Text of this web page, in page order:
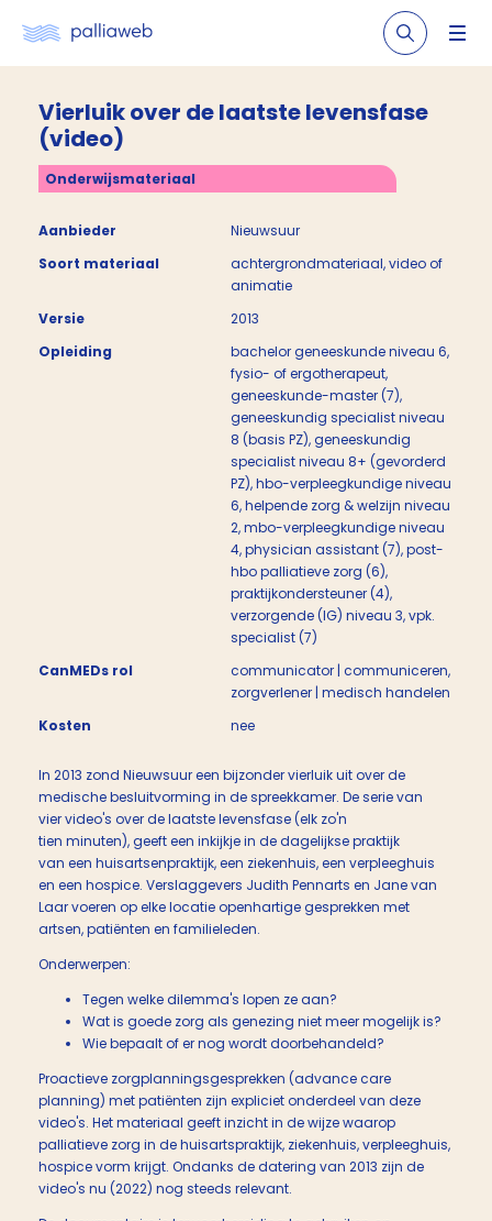
Vierluik over de laatste levensfase
(video)
Onderwijsmateriaal
Aanbieder
Nieuwsuur
Soort materiaal
achtergrondmateriaal, video of
animatie
Versie
2013
Opleiding
bachelor geneeskunde niveau 6,
fysio- of ergotherapeut,
geneeskunde-master (7),
geneeskundig specialist niveau
8 (basis PZ), geneeskundig
specialist niveau 8+ (gevorderd
PZ), hbo-verpleegkundige niveau
6, helpende zorg & welzijn niveau
2, mbo-verpleegkundige niveau
4, physician assistant (7), post-
hbo palliatieve zorg (6),
praktijkondersteuner (4),
verzorgende (IG) niveau 3, vpk.
specialist (7)
CanMEDs rol
communicator | communiceren,
zorgverlener | medisch handelen
Kosten
nee
In 2013 zond Nieuwsuur een bijzonder vierluik uit over de
medische besluitvorming in de spreekkamer. De serie van
vier video's over de laatste levensfase (elk zo'n
tien minuten), geeft een inkijkje in de dagelijkse praktijk
van een huisartsenpraktijk, een ziekenhuis, een verpleeghuis
en een hospice. Verslaggevers Judith Pennarts en Jane van
Laar voeren op elke locatie openhartige gesprekken met
artsen, patiënten en familieleden.
Onderwerpen:
Tegen welke dilemma's lopen ze aan?
Wat is goede zorg als genezing niet meer mogelijk is?
Wie bepaalt of er nog wordt doorbehandeld?
Proactieve zorgplanningsgesprekken (advance care
planning) met patiënten zijn expliciet onderdeel van deze
video's. Het materiaal geeft inzicht in de wijze waarop
palliatieve zorg in de huisartspraktijk, ziekenhuis, verpleeghuis,
hospice vorm krijgt. Ondanks de datering van 2013 zijn de
video's nu (2022) nog steeds relevant.